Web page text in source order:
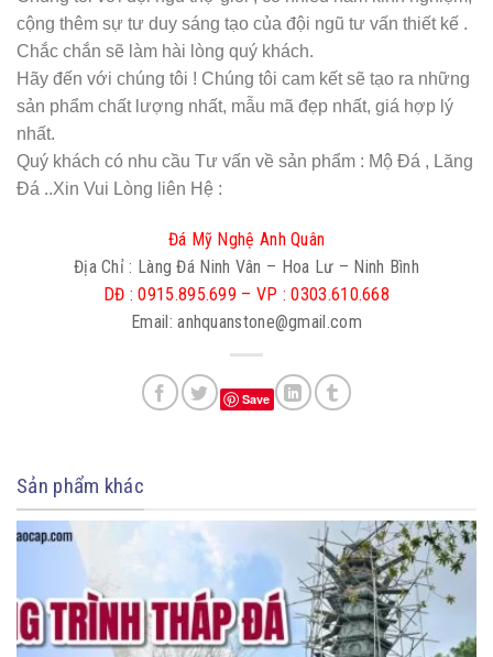
cộng thêm sự tư duy sáng tạo của đội ngũ tư vấn thiết kế .
Chắc chắn sẽ làm hài lòng quý khách.
Hãy đến với chúng tôi ! Chúng tôi cam kết sẽ tạo ra những
sản phẩm chất lượng nhất, mẫu mã đẹp nhất, giá hợp lý
nhất.
Quý khách có nhu cầu Tư vấn về sản phẩm : Mộ Đá , Lăng
Đá ..Xin Vui Lòng liên Hệ :
Đá Mỹ Nghệ Anh Quân
Địa Chỉ : Làng Đá Ninh Vân – Hoa Lư – Ninh Bình
DĐ : 0915.895.699 – VP : 0303.610.668
Email: anhquanstone@gmail.com
Save
Sản phẩm khác